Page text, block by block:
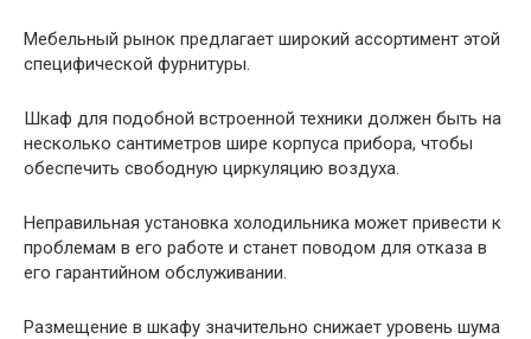
Мебельный рынок предлагает широкий ассортимент этой
специфической фурнитуры.
Шкаф для подобной встроенной техники должен быть на
несколько сантиметров шире корпуса прибора, чтобы
обеспечить свободную циркуляцию воздуха.
Неправильная установка холодильника может привести к
проблемам в его работе и станет поводом для отказа в
его гарантийном обслуживании.
Размещение в шкафу значительно снижает уровень шума